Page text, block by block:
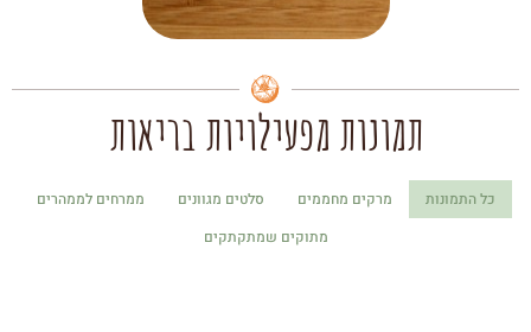
תמונות מפעילויות בריאות
כל התמונות מרקים מחממים סלטים מגוונים
ממרחים לממהרים
מתוקים שמתקתקים